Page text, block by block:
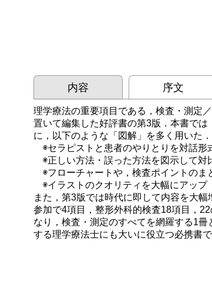
内容 序文
理学療法の重要項目である，検査・測定
置いて編集した好評書の第3版．本書で
に，以下のような「図解」を多く用いた．
◉セラピストと患者のやりとりを対話形
◉正しい方法・誤った方法を図示して対
◉フローチャートや，検査ポイントのま
◉イラストのクオリティを大幅にアップ
また，第3版では時代に即して内容を大
参加で4項目，整形外科的検査18項目，
なり，検査・測定のすべてを網羅する1
する理学療法士にも大いに役立つ必携書で